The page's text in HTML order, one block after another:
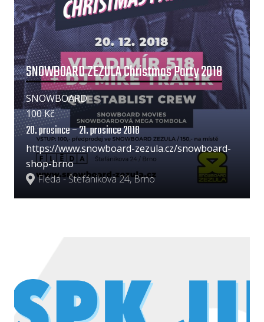
SNOWBOARD ZEZULA Christmas Party 2018
Fléda - Štefánikova 24, Brno
https://www.snowboard-zezula.cz/snowboard-
shop-brno
20. prosince – 21. prosince 2018
100 Kč
SNOWBOARD